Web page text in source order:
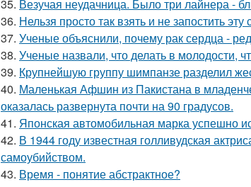
35. Везучая неудачница. Было три лайнера -
36. Нельзя просто так взять и не запостить
37. Ученые объяснили, почему рак сердца -
38. Ученые назвали, что делать в молодости,
39. Крупнейшую группу шимпанзе разделил
40. Маленькая Афшин из Пакистана в
оказалась развернута почти на 90 градусов.
41. Японская автомобильная марка успешно
42. В 1944 году известная голливудская
самоубийством.
43. Время - понятие абстрактное?